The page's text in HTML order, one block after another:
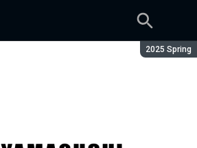
Season:
2025 Spring